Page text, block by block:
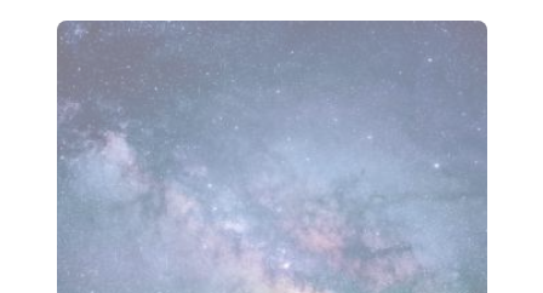
Les enquêtes
d'Anne Mésia
Piste et Trésor :
Les mégalithes
de Lanvaux
Loisirs
aquatiques